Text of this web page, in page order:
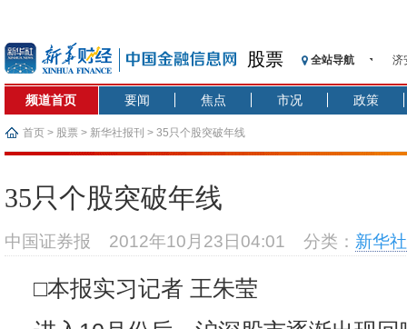
股票 全站导航
济
【
济
基
频道首页 要闻 焦点 市况 政策
首页 > 股票 > 新华社报刊 > 35只个股突破年线
35只个股突破年线
中国证券报 2012年10月23日04:01 分类： 新华
□本报实习记者 王朱莹